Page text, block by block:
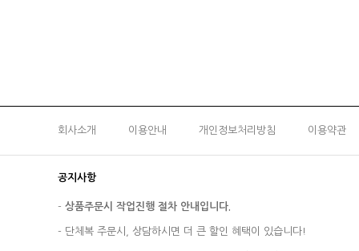
회사소개 이용안내 개인정보처리방침 이용약관
공지사항
- 상품주문시 작업진행 절차 안내입니다.
- 단체복 주문시, 상담하시면 더 큰 할인 혜택이 있습니다!